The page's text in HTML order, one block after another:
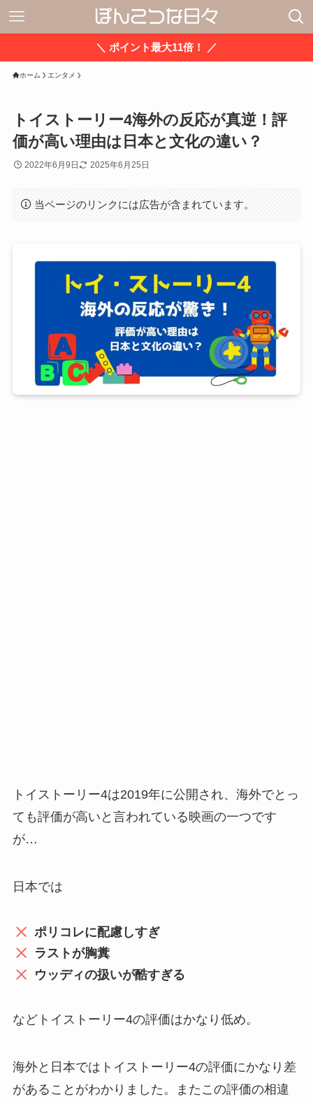
＼ ポイント最大11倍！ ／
ホーム エンタメ
トイストーリー4海外の反応が真逆！評
価が高い理由は日本と文化の違い？
2022年6月9日 2025年6月25日
当ページのリンクには広告が含まれています。
トイストーリー4は2019年に公開され、海外でとっ
ても評価が高いと言われている映画の一つです
が…
日本では
ポリコレに配慮しすぎ
ラストが胸糞
ウッディの扱いが酷すぎる
などトイストーリー4の評価はかなり低め。
海外と日本ではトイストーリー4の評価にかなり差
があることがわかりました。またこの評価の相違